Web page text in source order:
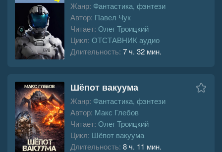
Жанр: Фантастика, фэнтези
Автор: Павел Чук
Читает: Олег Троицкий
Цикл: ОТСТАВНИК аудио
Длительность: 7 ч. 32 мин.
Шёпот вакуума
Жанр: Фантастика, фэнтези
Автор: Макс Глебов
Читает: Олег Троицкий
Цикл: Шёпот вакуума
Длительность: 8 ч. 11 мин.